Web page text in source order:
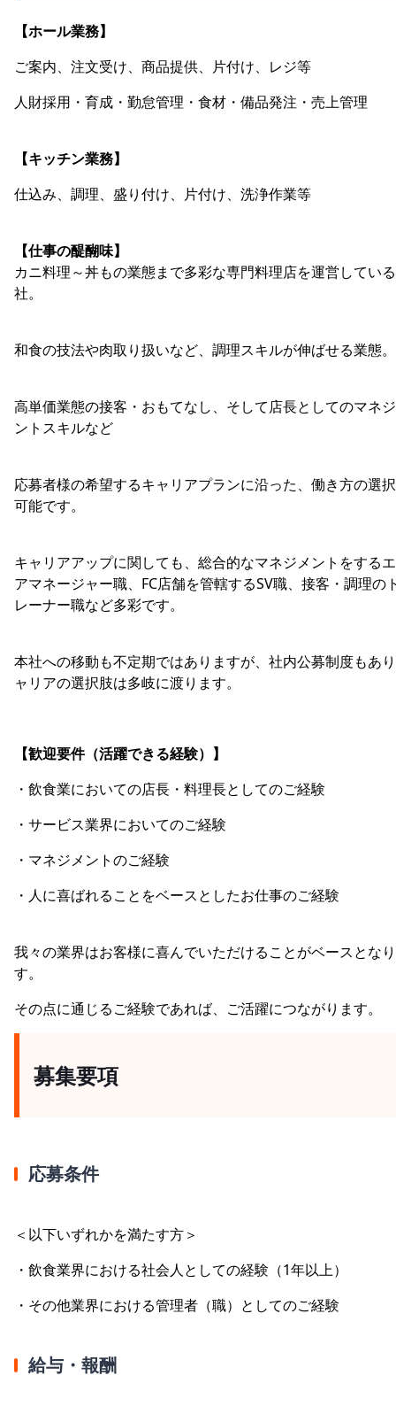
【ホール業務】
ご案内、注文受け、商品提供、片付け、レジ等
人財採用・育成・勤怠管理・食材・備品発注・売上管理
【キッチン業務】
仕込み、調理、盛り付け、片付け、洗浄作業等
【仕事の醍醐味】
カニ料理～丼もの業態まで多彩な専門料理店を運営してい
社。
和食の技法や肉取り扱いなど、調理スキルが伸ばせる業態。
高単価業態の接客・おもてなし、そして店長としてのマネ
ントスキルなど
応募者様の希望するキャリアプランに沿った、働き方の選
可能です。
キャリアアップに関しても、総合的なマネジメントをする
アマネージャー職、FC店舗を管轄するSV職、接客・調理の
レーナー職など多彩です。
本社への移動も不定期ではありますが、社内公募制度もあ
ャリアの選択肢は多岐に渡ります。
【歓迎要件（活躍できる経験）】
・飲食業においての店長・料理長としてのご経験
・サービス業界においてのご経験
・マネジメントのご経験
・人に喜ばれることをベースとしたお仕事のご経験
我々の業界はお客様に喜んでいただけることがベースとな
す。
その点に通じるご経験であれば、ご活躍につながります。
募集要項
応募条件
＜以下いずれかを満たす方＞
・飲食業界における社会人としての経験（1年以上）
・その他業界における管理者（職）としてのご経験
給与・報酬